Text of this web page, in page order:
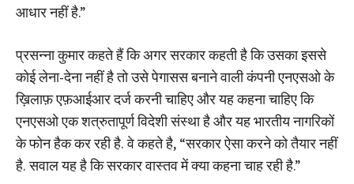
आधार नहीं है.”
प्रसन्ना कुमार कहते हैं कि अगर सरकार कहती है कि उसका इससे
कोई लेना-देना नहीं है तो उसे पेगासस बनाने वाली कंपनी एनएसओ के
ख़िलाफ़ एफ़आईआर दर्ज करनी चाहिए और यह कहना चाहिए कि
एनएसओ एक शत्रुतापूर्ण विदेशी संस्था है और यह भारतीय नागरिकों
के फोन हैक कर रही है. वे कहते है, “सरकार ऐसा करने को तैयार नहीं
है. सवाल यह है कि सरकार वास्तव में क्या कहना चाह रही है.”